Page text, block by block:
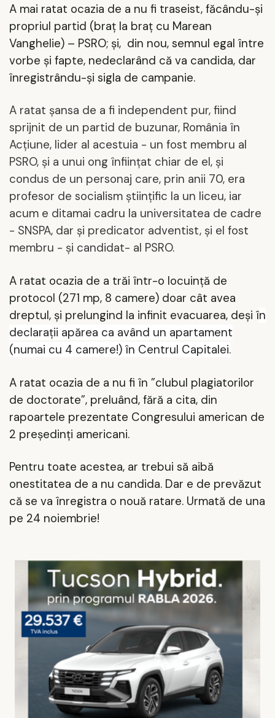
A mai ratat ocazia de a nu fi traseist, făcându-și
propriul partid (braț la braț cu Marean
Vanghelie) – PSRO; și, din nou, semnul egal între
vorbe și fapte, nedeclarând că va candida, dar
înregistrându-și sigla de campanie.
A ratat șansa de a fi independent pur, fiind
sprijnit de un partid de buzunar, România în
Acțiune, lider al acestuia - un fost membru al
PSRO, și a unui ong înființat chiar de el, și
condus de un personaj care, prin anii 70, era
profesor de socialism științific la un liceu, iar
acum e ditamai cadru la universitatea de cadre
- SNSPA, dar și predicator adventist, și el fost
membru - și candidat- al PSRO.
A ratat ocazia de a trăi într-o locuință de
protocol (271 mp, 8 camere) doar cât avea
dreptul, și prelungind la infinit evacuarea, deși în
declarații apărea ca având un apartament
(numai cu 4 camere!) în Centrul Capitalei.
A ratat ocazia de a nu fi în ”clubul plagiatorilor
de doctorate”, preluând, fără a cita, din
rapoartele prezentate Congresului american de
2 președinți americani.
Pentru toate acestea, ar trebui să aibă
onestitatea de a nu candida. Dar e de prevăzut
că se va înregistra o nouă ratare. Urmată de una
pe 24 noiembrie!